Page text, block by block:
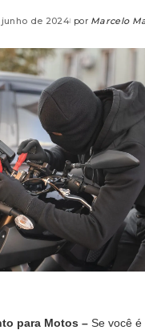
junho de 2024 por Marcelo
para Motos – Se você